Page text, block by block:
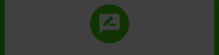
rate_review